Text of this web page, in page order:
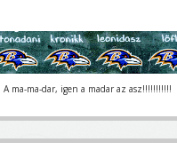
ma-ma-dar, igen a madar az asz!!!!!!!!!!!